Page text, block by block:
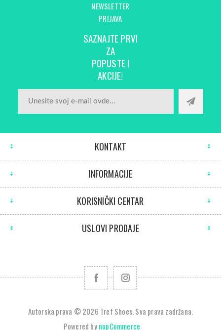
NEWSLETTER
PRIJAVA
SAZNAJTE PRVI
ZA
POPUSTE I
AKCIJE!
KONTAKT
INFORMACIJE
KORISNIČKI CENTAR
USLOVI PRODAJE
Autorska prava © 2026 Tref Shoes. Sva prava zadržana.
Powered bynopCommerce